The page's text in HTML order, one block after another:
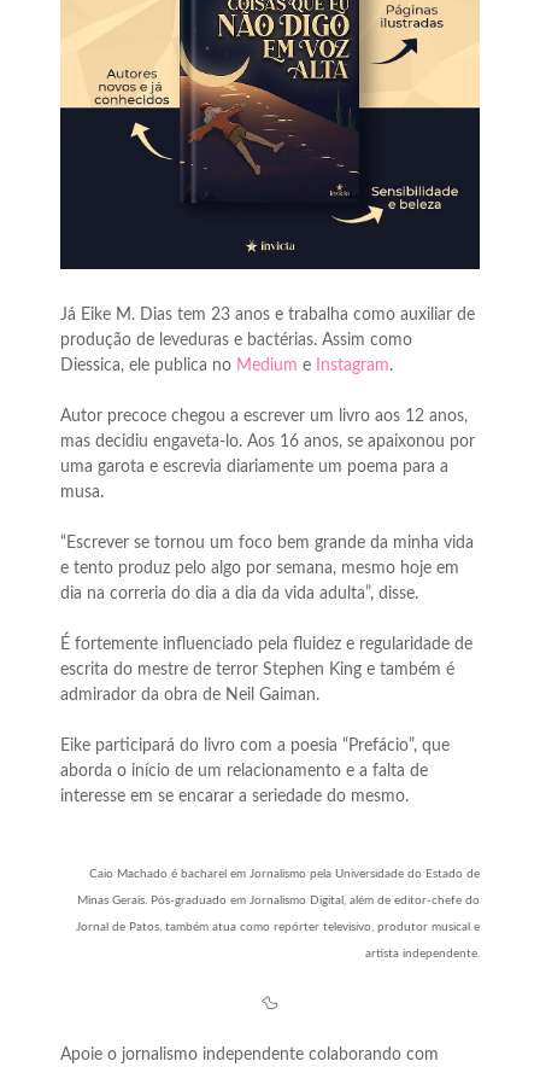
Já Eike M. Dias tem 23 anos e trabalha como auxiliar de
produção de leveduras e bactérias. Assim como
Diessica, ele publica no Medium e Instagram.
Autor precoce chegou a escrever um livro aos 12 anos,
mas decidiu engaveta-lo. Aos 16 anos, se apaixonou por
uma garota e escrevia diariamente um poema para a
musa.
“Escrever se tornou um foco bem grande da minha vida
e tento produz pelo algo por semana, mesmo hoje em
dia na correria do dia a dia da vida adulta”, disse.
É fortemente influenciado pela fluidez e regularidade de
escrita do mestre de terror Stephen King e também é
admirador da obra de Neil Gaiman.
Eike participará do livro com a poesia “Prefácio”, que
aborda o início de um relacionamento e a falta de
interesse em se encarar a seriedade do mesmo.
Caio Machado é bacharel em Jornalismo pela Universidade do Estado de
Minas Gerais. Pós-graduado em Jornalismo Digital, além de editor-chefe do
Jornal de Patos, também atua como repórter televisivo, produtor musical e
artista independente.
🦆
Apoie o jornalismo independente colaborando com